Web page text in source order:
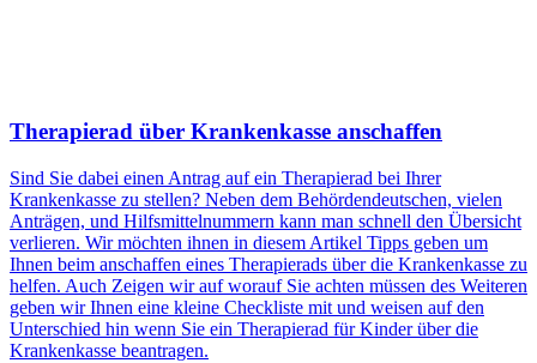
Therapierad über Krankenkasse anschaffen
Sind Sie dabei einen Antrag auf ein Therapierad bei Ihrer
Krankenkasse zu stellen? Neben dem Behördendeutschen, vielen
Anträgen, und Hilfsmittelnummern kann man schnell den Übersicht
verlieren. Wir möchten ihnen in diesem Artikel Tipps geben um
Ihnen beim anschaffen eines Therapierads über die Krankenkasse zu
helfen. Auch Zeigen wir auf worauf Sie achten müssen des Weiteren
geben wir Ihnen eine kleine Checkliste mit und weisen auf den
Unterschied hin wenn Sie ein Therapierad für Kinder über die
Krankenkasse beantragen.